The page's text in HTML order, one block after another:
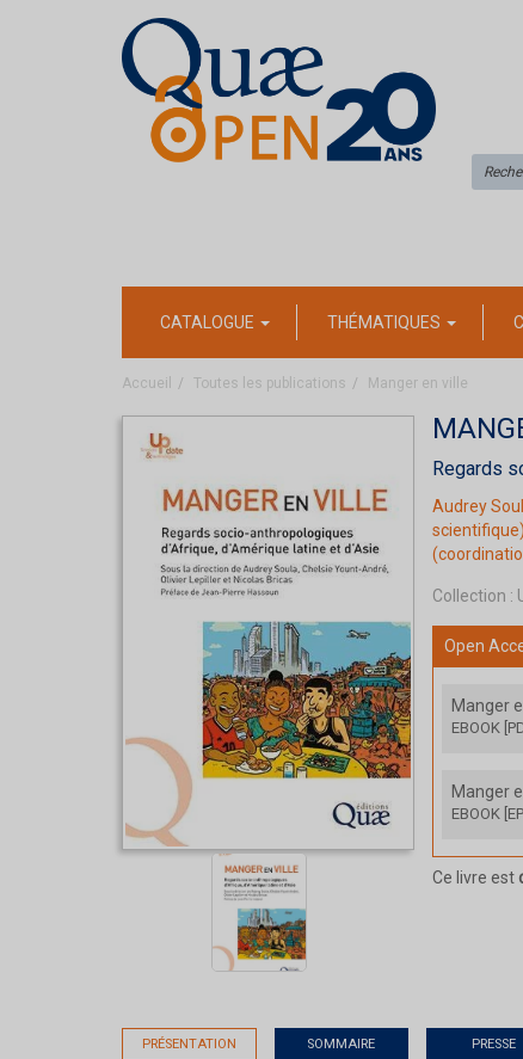
CATALOGUE THÉMATIQUES
Accueil Toutes les publications Manger en ville
Regards
Audrey
Collection :
Open
Manger
EBOOK
Manger
EBOOK
Ce livre est
PRÉSENTATION SOMMAIRE PRESSE